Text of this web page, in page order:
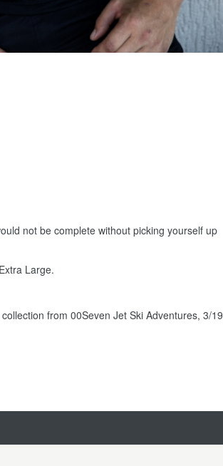
not be complete without picking yourself up
Large.
from 00Seven Jet Ski Adventures, 3/19